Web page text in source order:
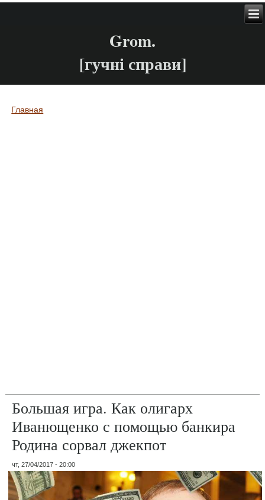
Grom.
[гучні справи]
Вы здесь
Главная
Большая игра. Как олигарх
Иванющенко с помощью банкира
Родина сорвал джекпот
чт, 27/04/2017 - 20:00